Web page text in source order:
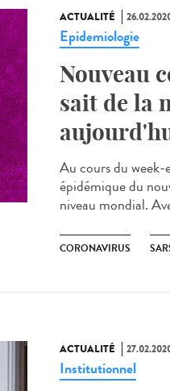
ACTUALITÉ
Epidemiologie
Nouveau
sait de la
Au cours du
épidémique du
niveau mondial.
CORONAVIRUS
ACTUALITÉ
Institutionnel